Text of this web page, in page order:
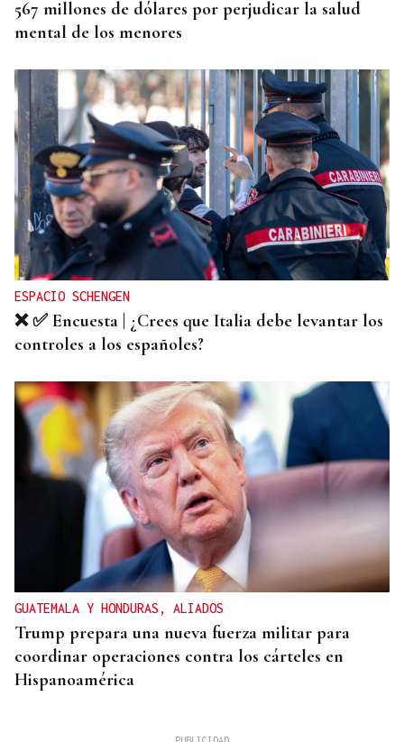
567 millones de dólares por perjudicar la salud
mental de los menores
ESPACIO SCHENGEN
❌ ✅ Encuesta | ¿Crees que Italia debe levantar los
controles a los españoles?
GUATEMALA Y HONDURAS, ALIADOS
Trump prepara una nueva fuerza militar para
coordinar operaciones contra los cárteles en
Hispanoamérica